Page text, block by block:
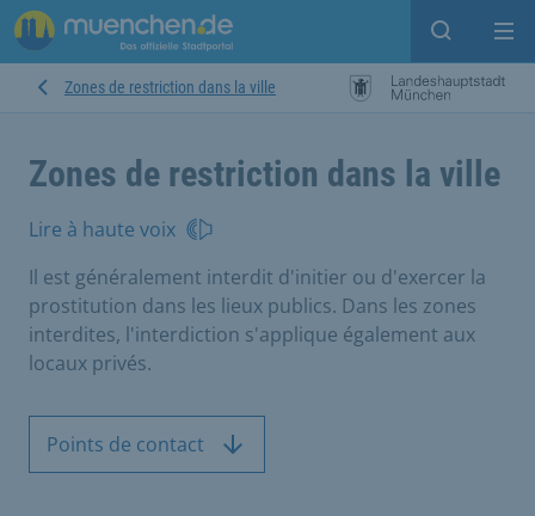
Open
Zones de restriction dans la ville
Zones de restriction dans la ville
Lire à haute voix
Il est généralement interdit d'initier ou d'exercer la
prostitution dans les lieux publics. Dans les zones
interdites, l'interdiction s'applique également aux
locaux privés.
Points de contact